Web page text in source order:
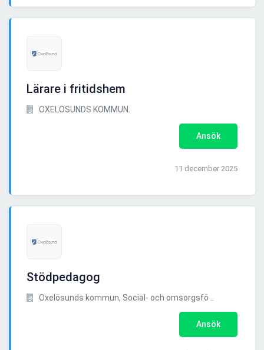
Lärare i fritidshem
OXELÖSUNDS KOMMUN.
Ansök
11 december 2025
Stödpedagog
Oxelösunds kommun, Social- och omsorgsfö ..
Ansök